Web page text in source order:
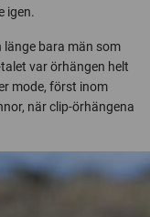
igen.
länge bara män som
var örhängen helt
mode, först inom
när clip-örhängena